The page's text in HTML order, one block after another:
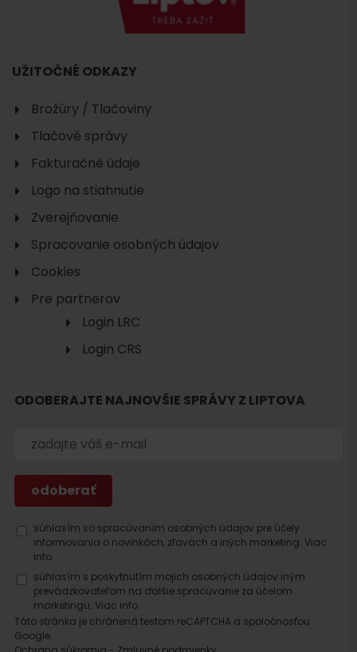
UŽITOČNÉ ODKAZY
Brožúry / Tlačoviny
Tlačové správy
Fakturačné údaje
Logo na stiahnutie
Zverejňovanie
Spracovanie osobných údajov
Cookies
Pre partnerov
Login LRC
Login CRS
ODOBERAJTE NAJNOVŠIE SPRÁVY Z LIPTOVA
súhlasím so spracúvaním osobných údajov pre účely
informovania o novinkách, zľavách a iných marketing. Viac
info.
súhlasím s poskytnutím mojich osobných údajov iným
prevádzkovateľom na ďalšie spracúvanie za účelom
marketingu. Viac info.
Táto stránka je chránená testom reCAPTCHA a spoločnosťou
Google.